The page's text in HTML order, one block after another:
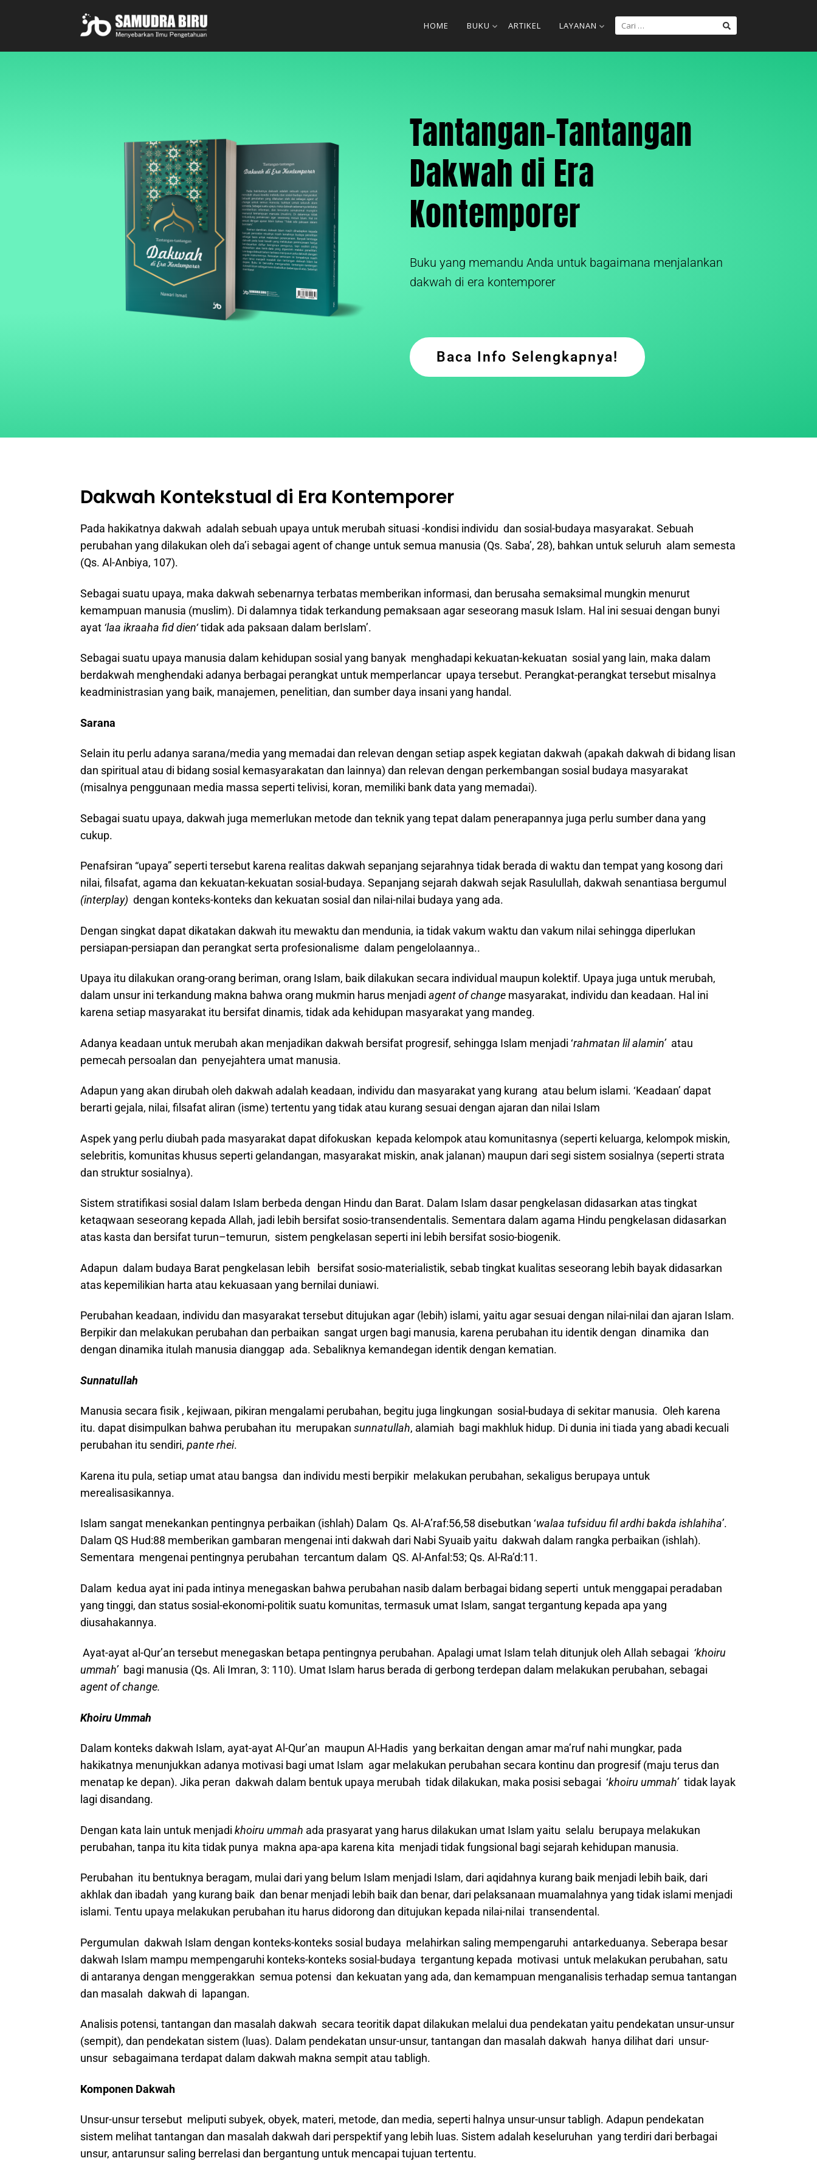
HOME BUKU ARTIKEL LAYANAN
Tantangan-Tantangan
Dakwah di Era
Kontemporer
Buku yang memandu Anda untuk bagaimana menjalankan
dakwah di era kontemporer
Baca Info Selengkapnya!
Dakwah Kontekstual di Era Kontemporer
Pada hakikatnya dakwah adalah sebuah upaya untuk merubah situasi -kondisi individu dan sosial-budaya masyarakat. Sebuah
perubahan yang dilakukan oleh da’i sebagai agent of change untuk semua manusia (Qs. Saba’, 28), bahkan untuk seluruh alam semesta
(Qs. Al-Anbiya, 107).
Sebagai suatu upaya, maka dakwah sebenarnya terbatas memberikan informasi, dan berusaha semaksimal mungkin menurut
kemampuan manusia (muslim). Di dalamnya tidak terkandung pemaksaan agar seseorang masuk Islam. Hal ini sesuai dengan bunyi
ayat ‘laa ikraaha fid dien‘tidak ada paksaan dalam berIslam’.
Sebagai suatu upaya manusia dalam kehidupan sosial yang banyak menghadapi kekuatan-kekuatan sosial yang lain, maka dalam
berdakwah menghendaki adanya berbagai perangkat untuk memperlancar upaya tersebut. Perangkat-perangkat tersebut misalnya
keadministrasian yang baik, manajemen, penelitian, dan sumber daya insani yang handal.
Sarana
Selain itu perlu adanya sarana/media yang memadai dan relevan dengan setiap aspek kegiatan dakwah (apakah dakwah di bidang lisan
dan spiritual atau di bidang sosial kemasyarakatan dan lainnya) dan relevan dengan perkembangan sosial budaya masyarakat
(misalnya penggunaan media massa seperti telivisi, koran, memiliki bank data yang memadai).
Sebagai suatu upaya, dakwah juga memerlukan metode dan teknik yang tepat dalam penerapannya juga perlu sumber dana yang
cukup.
Penafsiran “upaya” seperti tersebut karena realitas dakwah sepanjang sejarahnya tidak berada di waktu dan tempat yang kosong dari
nilai, filsafat, agama dan kekuatan-kekuatan sosial-budaya. Sepanjang sejarah dakwah sejak Rasulullah, dakwah senantiasa bergumul
(interplay) dengan konteks-konteks dan kekuatan sosial dan nilai-nilai budaya yang ada.
Dengan singkat dapat dikatakan dakwah itu mewaktu dan mendunia, ia tidak vakum waktu dan vakum nilai sehingga diperlukan
persiapan-persiapan dan perangkat serta profesionalisme dalam pengelolaannya..
Upaya itu dilakukan orang-orang beriman, orang Islam, baik dilakukan secara individual maupun kolektif. Upaya juga untuk merubah,
dalam unsur ini terkandung makna bahwa orang mukmin harus menjadi agent of change masyarakat, individu dan keadaan. Hal ini
karena setiap masyarakat itu bersifat dinamis, tidak ada kehidupan masyarakat yang mandeg.
Adanya keadaan untuk merubah akan menjadikan dakwah bersifat progresif, sehingga Islam menjadi ‘rahmatan lil alamin’atau
pemecah persoalan dan penyejahtera umat manusia.
Adapun yang akan dirubah oleh dakwah adalah keadaan, individu dan masyarakat yang kurang atau belum islami. ‘Keadaan’ dapat
berarti gejala, nilai, filsafat aliran (isme) tertentu yang tidak atau kurang sesuai dengan ajaran dan nilai Islam
Aspek yang perlu diubah pada masyarakat dapat difokuskan kepada kelompok atau komunitasnya (seperti keluarga, kelompok miskin,
selebritis, komunitas khusus seperti gelandangan, masyarakat miskin, anak jalanan) maupun dari segi sistem sosialnya (seperti strata
dan struktur sosialnya).
Sistem stratifikasi sosial dalam Islam berbeda dengan Hindu dan Barat. Dalam Islam dasar pengkelasan didasarkan atas tingkat
ketaqwaan seseorang kepada Allah, jadi lebih bersifat sosio-transendentalis. Sementara dalam agama Hindu pengkelasan didasarkan
atas kasta dan bersifat turun–temurun, sistem pengkelasan seperti ini lebih bersifat sosio-biogenik.
Adapun dalam budaya Barat pengkelasan lebih bersifat sosio-materialistik, sebab tingkat kualitas seseorang lebih bayak didasarkan
atas kepemilikian harta atau kekuasaan yang bernilai duniawi.
Perubahan keadaan, individu dan masyarakat tersebut ditujukan agar (lebih) islami, yaitu agar sesuai dengan nilai-nilai dan ajaran Islam.
Berpikir dan melakukan perubahan dan perbaikan sangat urgen bagi manusia, karena perubahan itu identik dengan dinamika dan
dengan dinamika itulah manusia dianggap ada. Sebaliknya kemandegan identik dengan kematian.
Sunnatullah
Manusia secara fisik , kejiwaan, pikiran mengalami perubahan, begitu juga lingkungan sosial-budaya di sekitar manusia. Oleh karena
itu. dapat disimpulkan bahwa perubahan itu merupakan sunnatullah, alamiah bagi makhluk hidup. Di dunia ini tiada yang abadi kecuali
perubahan itu sendiri, pante rhei.
Karena itu pula, setiap umat atau bangsa dan individu mesti berpikir melakukan perubahan, sekaligus berupaya untuk
merealisasikannya.
Islam sangat menekankan pentingnya perbaikan (ishlah) Dalam Qs. Al-A’raf:56,58 disebutkan ‘walaa tufsiduu fil ardhi bakda ishlahiha’.
Dalam QS Hud:88 memberikan gambaran mengenai inti dakwah dari Nabi Syuaib yaitu dakwah dalam rangka perbaikan (ishlah).
Sementara mengenai pentingnya perubahan tercantum dalam QS. Al-Anfal:53; Qs. Al-Ra’d:11.
Dalam kedua ayat ini pada intinya menegaskan bahwa perubahan nasib dalam berbagai bidang seperti untuk menggapai peradaban
yang tinggi, dan status sosial-ekonomi-politik suatu komunitas, termasuk umat Islam, sangat tergantung kepada apa yang
diusahakannya.
Ayat-ayat al-Qur’an tersebut menegaskan betapa pentingnya perubahan. Apalagi umat Islam telah ditunjuk oleh Allah sebagai ‘khoiru
ummah’bagi manusia (Qs. Ali Imran, 3: 110). Umat Islam harus berada di gerbong terdepan dalam melakukan perubahan, sebagai
agent of change.
Khoiru Ummah
Dalam konteks dakwah Islam, ayat-ayat Al-Qur’an maupun Al-Hadis yang berkaitan dengan amar ma’ruf nahi mungkar, pada
hakikatnya menunjukkan adanya motivasi bagi umat Islam agar melakukan perubahan secara kontinu dan progresif (maju terus dan
menatap ke depan). Jika peran dakwah dalam bentuk upaya merubah tidak dilakukan, maka posisi sebagai ‘khoiru ummah’tidak layak
lagi disandang.
Dengan kata lain untuk menjadi khoiru ummah ada prasyarat yang harus dilakukan umat Islam yaitu selalu berupaya melakukan
perubahan, tanpa itu kita tidak punya makna apa-apa karena kita menjadi tidak fungsional bagi sejarah kehidupan manusia.
Perubahan itu bentuknya beragam, mulai dari yang belum Islam menjadi Islam, dari aqidahnya kurang baik menjadi lebih baik, dari
akhlak dan ibadah yang kurang baik dan benar menjadi lebih baik dan benar, dari pelaksanaan muamalahnya yang tidak islami menjadi
islami. Tentu upaya melakukan perubahan itu harus didorong dan ditujukan kepada nilai-nilai transendental.
Pergumulan dakwah Islam dengan konteks-konteks sosial budaya melahirkan saling mempengaruhi antarkeduanya. Seberapa besar
dakwah Islam mampu mempengaruhi konteks-konteks sosial-budaya tergantung kepada motivasi untuk melakukan perubahan, satu
di antaranya dengan menggerakkan semua potensi dan kekuatan yang ada, dan kemampuan menganalisis terhadap semua tantangan
dan masalah dakwah di lapangan.
Analisis potensi, tantangan dan masalah dakwah secara teoritik dapat dilakukan melalui dua pendekatan yaitu pendekatan unsur-unsur
(sempit), dan pendekatan sistem (luas). Dalam pendekatan unsur-unsur, tantangan dan masalah dakwah hanya dilihat dari unsur-
unsur sebagaimana terdapat dalam dakwah makna sempit atau tabligh.
Komponen Dakwah
Unsur-unsur tersebut meliputi subyek, obyek, materi, metode, dan media, seperti halnya unsur-unsur tabligh. Adapun pendekatan
sistem melihat tantangan dan masalah dakwah dari perspektif yang lebih luas. Sistem adalah keseluruhan yang terdiri dari berbagai
unsur, antarunsur saling berrelasi dan bergantung untuk mencapai tujuan tertentu.